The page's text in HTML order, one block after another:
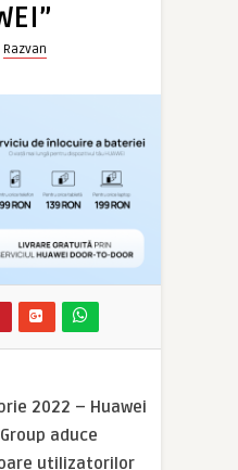
Razvan
2022 – Huawei
aduce
utilizatorilor